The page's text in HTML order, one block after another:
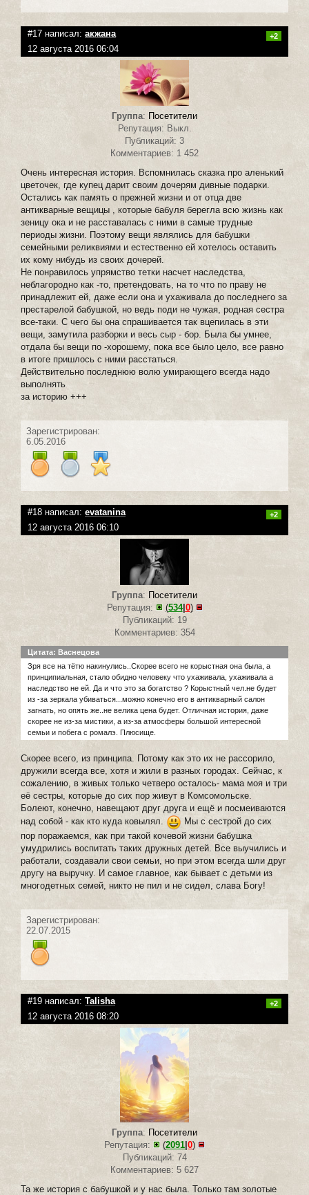
#17 написал: акжана +2
12 августа 2016 06:04
Группа: Посетители
Репутация: Выкл.
Публикаций: 3
Комментариев: 1 452
Очень интересная история. Вспомнилась сказка про аленький
цветочек, где купец дарит своим дочерям дивные подарки.
Остались как память о прежней жизни и от отца две
антикварные вещицы , которые бабуля берегла всю жизнь как
зеницу ока и не расставалась с ними в самые трудные
периоды жизни. Поэтому вещи являлись для бабушки
семейными реликвиями и естественно ей хотелось оставить
их кому нибудь из своих дочерей.
Не понравилось упрямство тетки насчет наследства,
неблагородно как -то, претендовать, на то что по праву не
принадлежит ей, даже если она и ухаживала до последнего за
престарелой бабушкой, но ведь поди не чужая, родная сестра
все-таки. С чего бы она спрашивается так вцепилась в эти
вещи, замутила разборки и весь сыр - бор. Была бы умнее,
отдала бы вещи по -хорошему, пока все было цело, все равно
в итоге пришлось с ними расстаться.
Действительно последнюю волю умирающего всегда надо
выполнять
за историю +++
Зарегистрирован:
6.05.2016
#18 написал: evatanina +2
12 августа 2016 06:10
Группа: Посетители
Репутация:
(534| 0)
Публикаций: 19
Комментариев: 354
Цитата: Васнецова
Зря все на тётю накинулись..Скорее всего не корыстная она была, а
принципиальная, стало обидно человеку что ухаживала, ухаживала а
наследство не ей. Да и что это за богатство ? Корыстный чел.не будет
из -за зеркала убиваться...можно конечно его в антикварный салон
загнать, но опять же..не велика цена будет. Отличная история, даже
скорее не из-за мистики, а из-за атмосферы большой интересной
семьи и побега с ромалэ. Плюсище.
Скорее всего, из принципа. Потому как это их не рассорило,
дружили всегда все, хотя и жили в разных городах. Сейчас, к
сожалению, в живых только четверо осталось- мама моя и три
её сестры, которые до сих пор живут в Комсомольске.
Болеют, конечно, навещают друг друга и ещё и посмеиваются
над собой - как кто куда ковылял.
Мы с сестрой до сих
пор поражаемся, как при такой кочевой жизни бабушка
умудрились воспитать таких дружных детей. Все выучились и
работали, создавали свои семьи, но при этом всегда шли друг
другу на выручку. И самое главное, как бывает с детьми из
многодетных семей, никто не пил и не сидел, слава Богу!
Зарегистрирован:
22.07.2015
#19 написал: Talisha +2
12 августа 2016 08:20
Группа: Посетители
Репутация:
(2091 0)
Публикаций: 74
Комментариев: 5 627
Та же история с бабушкой и у нас была. Только там золотые